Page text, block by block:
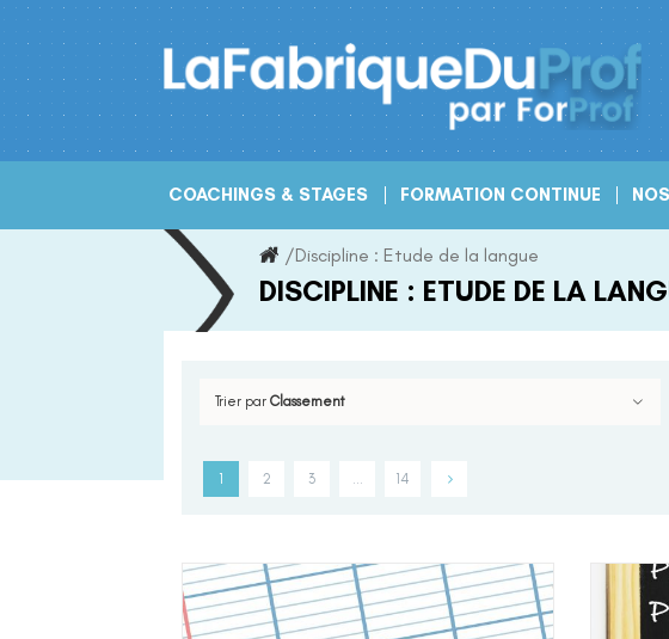
Skip
to
COACHINGS & STAGES FORMATION CONTINUE
/Discipline : Etude de la langue
DISCIPLINE : ETUDE DE LA
Trier par Classement
1 2 3 … 14